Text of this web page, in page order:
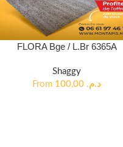
FLORA Bge / L.Br 6365A
Shaggy
From
د.م.